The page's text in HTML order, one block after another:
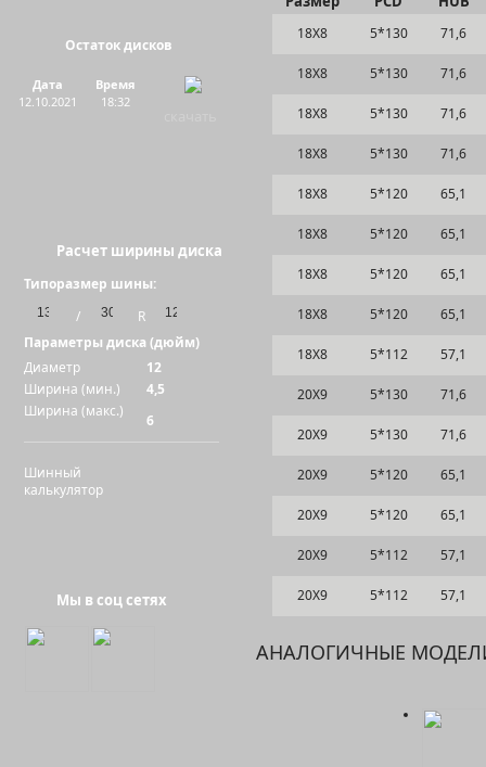
Цвет:
18Х8 5*130 71,6
18Х8 5*130 71,6
18Х8 5*130 71,6
18Х8 5*130 71,6
18Х8 5*120 65,1
18Х8 5*120 65,1
18Х8 5*120 65,1
18Х8 5*120 65,1
18Х8 5*112 57,1
20Х9 5*130 71,6
20Х9 5*130 71,6
20Х9 5*120 65,1
20Х9 5*120 65,1
20Х9 5*112 57,1
20Х9 5*112 57,1
АНАЛОГИЧНЫЕ
Остаток дисков
Дата
12.10.2021
Время
18:32
Расчет ширины диска
Типоразмер шины:
/
R
Параметры диска (дюйм)
Диаметр
12
Ширина (мин.)
4,5
Ширина (макс.)
6
Шинный
калькулятор
Мы в соц сетях